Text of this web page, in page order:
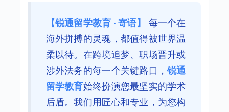
【锐通留学教育 · 寄语】
每一个在
海外拼搏的灵魂，都值得被世界温
柔以待。在跨境追梦、职场晋升或
涉外法务的每一个关键路口，锐通
留学教育始终扮演您最坚实的学术
后盾。我们用匠心和专业，为您构